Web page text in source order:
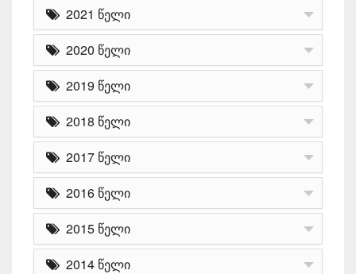
2021 წელი
2020 წელი
2019 წელი
2018 წელი
2017 წელი
2016 წელი
2015 წელი
2014 წელი